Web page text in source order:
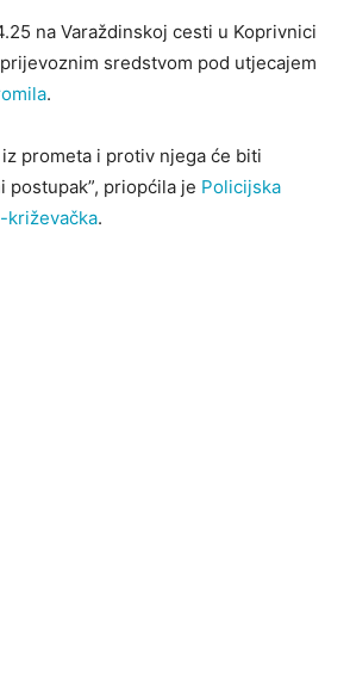
na Varaždinskoj cesti u Koprivnici
sredstvom pod utjecajem
.
prometa i protiv njega će biti
priopćila je Policijska
križevačka.